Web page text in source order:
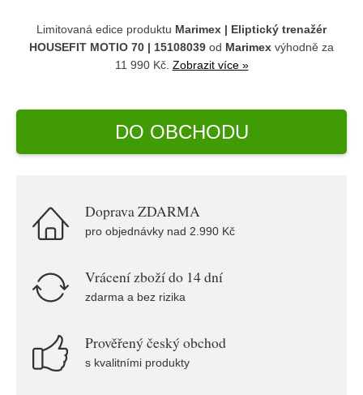
Limitovaná edice produktu Marimex | Eliptický trenažér
HOUSEFIT MOTIO 70 | 15108039 od Marimex výhodně za
11 990 Kč. Zobrazit více »
DO OBCHODU
Doprava ZDARMA
pro objednávky nad 2.990 Kč
Vrácení zboží do 14 dní
zdarma a bez rizika
Prověřený český obchod
s kvalitními produkty